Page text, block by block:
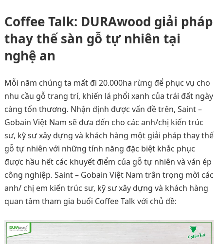
Coffee Talk: DURAwood giải pháp
thay thế sàn gỗ tự nhiên tại
nghệ an
Mỗi năm chúng ta mất đi 20.000ha rừng để phục vụ cho
nhu cầu gỗ trang trí, khiến lá phổi xanh của trái đất ngày
càng tổn thương. Nhận định được vấn đề trên, Saint –
Gobain Việt Nam sẽ đưa đến cho các anh/chị kiến trúc
sư, kỹ sư xây dựng và khách hàng một giải pháp thay thế
gỗ tự nhiên với những tính năng đặc biệt khắc phục
được hầu hết các khuyết điểm của gỗ tự nhiên và ván ép
công nghiệp. Saint – Gobain Việt Nam trân trọng mời các
anh/ chị em kiến trúc sư, kỹ sư xây dựng và khách hàng
quan tâm tham gia buổi Coffee Talk với chủ đề: